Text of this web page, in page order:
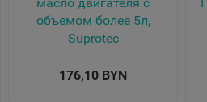
объемом более 5л,
Suprotec
176,10 BYN